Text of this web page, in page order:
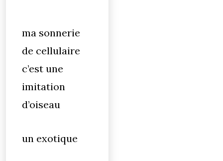
ma sonnerie
de cellulaire
c’est une
imitation
d’oiseau
un exotique